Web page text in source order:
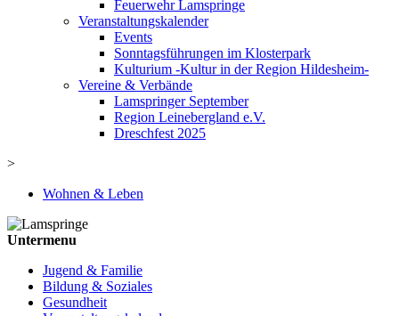
Feuerwehr Lamspringe
Veranstaltungskalender
Events
Sonntagsführungen im Klosterpark
Kulturium -Kultur in der Region Hildesheim-
Vereine & Verbände
Lamspringer September
Region Leinebergland e.V.
Dreschfest 2025
>
Wohnen & Leben
Untermenu
Jugend & Familie
Bildung & Soziales
Gesundheit